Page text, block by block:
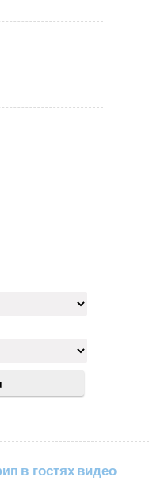
в гостяхвидео